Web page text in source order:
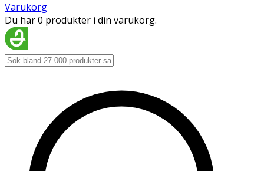
Varukorg
Du har 0 produkter i din varukorg.